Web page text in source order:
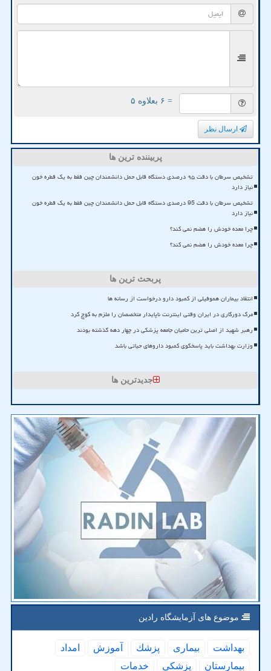
= ۶ بعلاوه ۵
ارسال نظر
پربیننده ترین ها
تشخیص سرطان با دقت ۹۵ درصدی دستگاه قابل حمل دانشمندان چین فقط به یک قطره خون
نیاز دارد
تشخیص سرطان با دقت 95 درصدی دستگاه قابل حمل دانشمندان چین فقط به یک قطره خون
نیاز دارد
چرا معده خودش را هضم نمی کند؟
چرا معده خودش را هضم نمی کند؟
پربحث ترین ها
انتقاد بیماران هموفیلی از کمبود دارو درخواست از رسانه ها
مرگ دورکاری در ایران وقتی اینترنت ناپایدار متخصصان را ملزم به کوچ کرد
رهبر شهید از اصلی ترین حامیان جامعه پزشکی در چهار دهه گذشته بودند
وزارت بهداشت باید پاسخگوی کمبود داروهای حیاتی باشد
جدیدترین ها
موضوع های آزمایشگاه رادین
بهداشت بیماری پزشك آموزش
امداد
بیمارستان
پزشكی خدمات